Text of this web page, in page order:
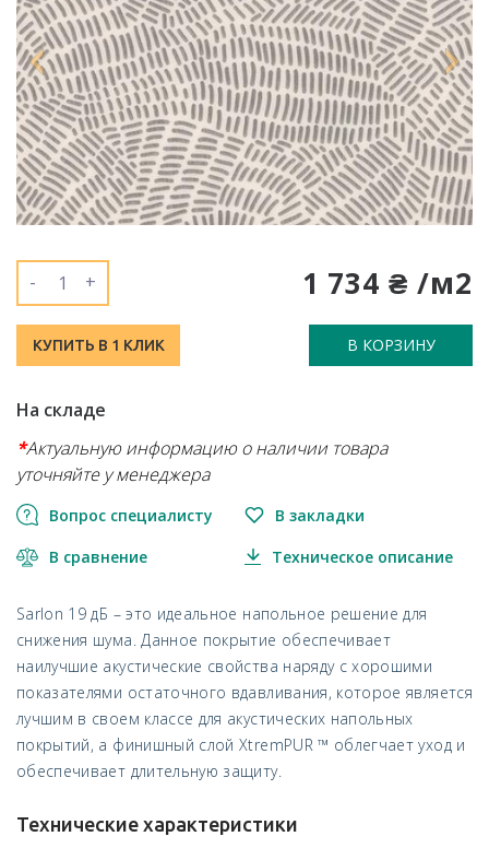
1 734 ₴ /м2
- +
КУПИТЬ В 1 КЛИК В КОРЗИНУ
На складе
*Актуальную информацию о наличии товара
уточняйте у менеджера
Вопрос специалисту В закладки
В сравнение Техническое описание
Sarlon 19 дБ – это идеальное напольное решение для
снижения шума. Данное покрытие обеспечивает
наилучшие акустические свойства наряду с хорошими
показателями остаточного вдавливания, которое является
лучшим в своем классе для акустических напольных
покрытий, а финишный слой XtremPUR ™ облегчает уход и
обеспечивает длительную защиту.
Технические характеристики